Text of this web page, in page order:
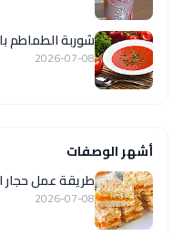
شوربة الطماطم
2026-07-08
أشهر الوصفات
طريقة عمل
2026-07-08